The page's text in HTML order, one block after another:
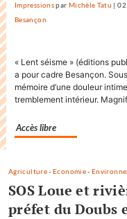
Impressionspar Michèle Tatu |02
Besançon
« Lent séisme » (éditions
a pour cadre Besançon.
mémoire d’une douleur
tremblement intérieur.
Accès libre
Agriculture-Economie-
SOS Loue et
préfet du Doubs